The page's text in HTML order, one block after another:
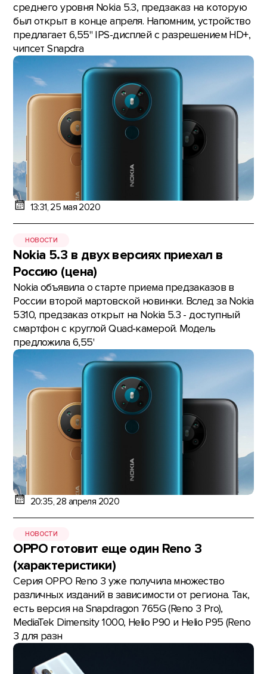
среднего уровня Nokia 5.3, предзаказ на которую
был открыт в конце апреля. Напомним, устройство
предлагает 6,55" IPS-дисплей с разрешением HD+,
чипсет Snapdra
13:31, 25 мая 2020
НОВОСТИ
Nokia 5.3 в двух версиях приехал в
Россию (цена)
Nokia объявила о старте приема предзаказов в
России второй мартовской новинки. Вслед за Nokia
5310, предзаказ открыт на Nokia 5.3 - доступный
смартфон с круглой Quad-камерой. Модель
предложила 6,55'
20:35, 28 апреля 2020
НОВОСТИ
OPPO готовит еще один Reno 3
(характеристики)
Серия OPPO Reno 3 уже получила множество
различных изданий в зависимости от региона. Так,
есть версия на Snapdragon 765G (Reno 3 Pro),
MediaTek Dimensity 1000, Helio P90 и Helio P95 (Reno
3 для разн